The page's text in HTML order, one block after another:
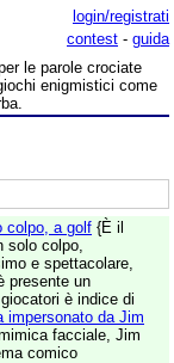
login/registrati
contest - guida
le parole crociate
enigmistici come
colpo, a golf {È il
solo colpo,
e spettacolare,
presente un
è indice di
impersonato da Jim
facciale, Jim
comico